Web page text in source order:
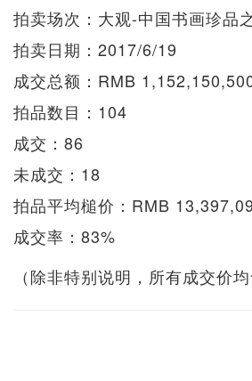
拍卖场次：大观-中国书画珍品
拍卖日期：2017/6/19
成交总额：RMB
拍品数目：104
成交：86
未成交：18
拍品平均槌价：RMB
成交率：83%
（除非特别说明，所有成交价均